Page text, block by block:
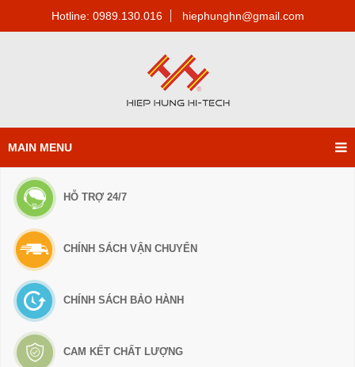
Hotline: 0989.130.016 hiephunghn@gmail.com
MAIN MENU
HỖ TRỢ 24/7
CHÍNH SÁCH VẬN CHUYỂN
CHÍNH SÁCH BẢO HÀNH
CAM KẾT CHẤT LƯỢNG